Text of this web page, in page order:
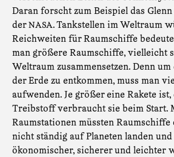
Daran forscht zum Beispiel das
derNASA. Tankstellen im Weltraum
Reichweiten für Raumschiffe
man größere Raumschiffe, vielleicht
Weltraum zusammensetzen. Denn
der Erde zu entkommen, muss man
aufwenden. Je größer eine Rakete
Treibstoff verbraucht sie beim Start.
Raumstationen müssten Raumschiffe
nicht ständig auf Planeten landen
ökonomischer, sicherer und leichter